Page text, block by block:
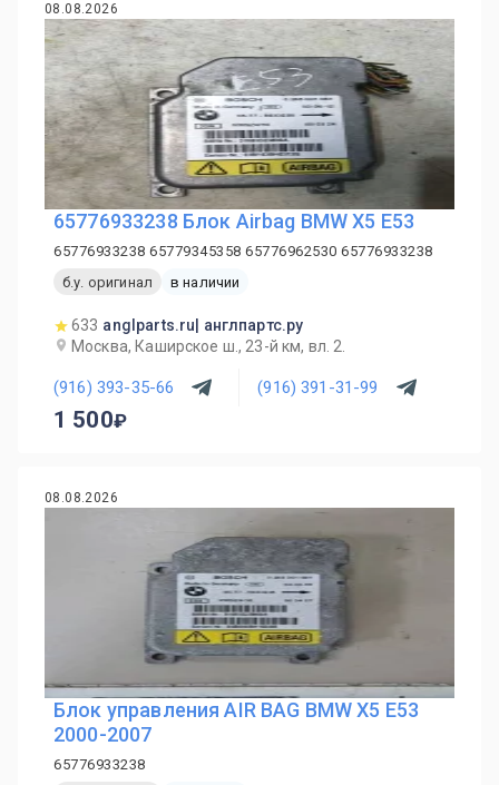
08.08.2026
65776933238 Блок Airbag BMW Х5 E53
65776933238 65779345358 65776962530 65776933238
б.у. оригинал
в наличии
633 anglparts.ru| англпартс.ру
Москва, Каширское ш., 23-й км, вл. 2.
(916) 393-35-66 (916) 391-31-99
1 500
08.08.2026
Блок управления AIR BAG BMW X5 E53
2000-2007
65776933238